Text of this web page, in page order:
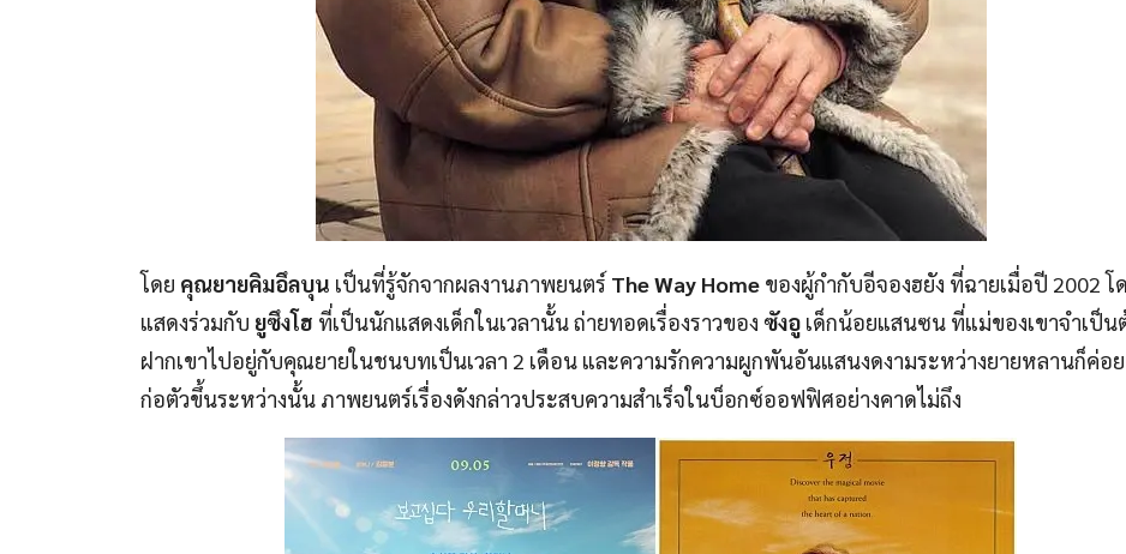
โดย คุณยายคิมอึลบุน เป็นที่รู้จักจากผลงานภาพยนตร์ The Way Home ของผู้กำกับอีจองฮยัง ที่ฉายเมื่อปี 2002 โ
แสดงร่วมกับ ยูซึงโฮ ที่เป็นนักแสดงเด็กในเวลานั้น ถ่ายทอดเรื่องราวของ ซังอู เด็กน้อยแสนซน ที่แม่ของเขาจำเป็น
ฝากเขาไปอยู่กับคุณยายในชนบทเป็นเวลา 2 เดือน และความรักความผูกพันอันแสนงดงามระหว่างยายหลานก็ค่อ
ก่อตัวขึ้นระหว่างนั้น ภาพยนตร์เรื่องดังกล่าวประสบความสำเร็จในบ็อกซ์ออฟฟิศอย่างคาดไม่ถึง